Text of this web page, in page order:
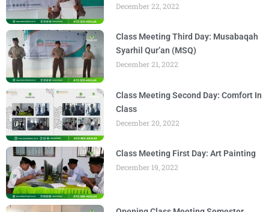
December 22, 2022
Class Meeting Third Day: Musabaqah
Syarhil Qur’an (MSQ)
December 21, 2022
Class Meeting Second Day: Comfort In
Class
December 20, 2022
Class Meeting First Day: Art Painting
December 19, 2022